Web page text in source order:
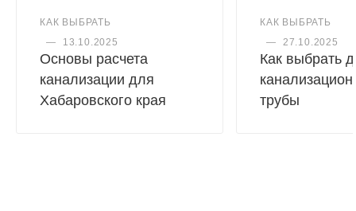
КАК ВЫБРАТЬ
—
13.10.2025
Основы расчета
канализации для
Хабаровского края
КАК ВЫБРАТЬ
—
27.10.2025
Как выбрать
трубы